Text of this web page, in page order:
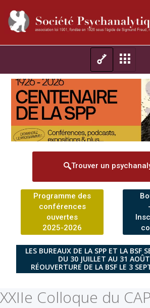
Trouver un
Programme des
conférences
ouvertes
2025-2026
LES BUREAUX DE LA SPP ET LA BSF
DU 30 JUILLET AU 31
RÉOUVERTURE DE LA BSF LE 3
XXIIe Colloque du